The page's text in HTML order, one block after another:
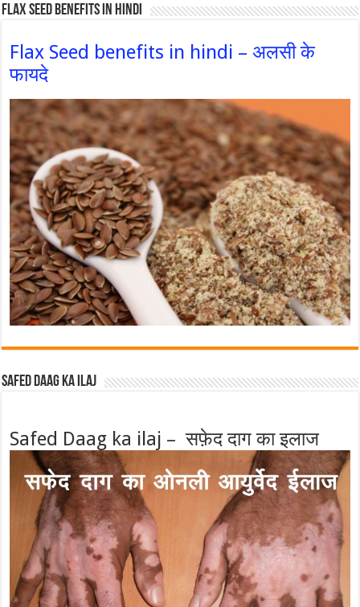
Flax Seed Benefits in hindi
Flax Seed benefits in hindi – अलसी के
फायदे
Safed Daag ka ilaj
Safed Daag ka ilaj – सफ़ेद दाग का इलाज